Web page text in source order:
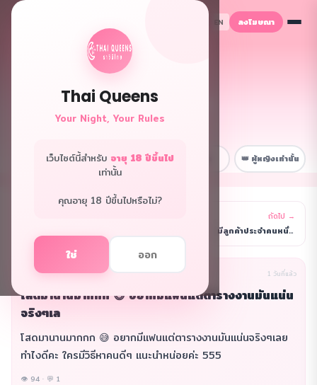
Thai Queens
Your Night, Your Rules
เว็บไซต์นี้สำหรับ อายุ 18 ปีขึ้นไป
เท่านั้น
คุณอายุ 18 ปีขึ้นไปหรือไม่?
ใช่ ออก
EN ลงโฆษณา
👑 ฟอรั่มควีนส์
📋 หน้าหลัก 💼 เรื่องงาน 👑 ผู้หญิงเท่านั้น
ถัดไป →
มีลูกค้าประจำคนหนึ่งจีบเราอยู่ค่ะ 😳 แต่เราไม่แน่ใจ
เรื่องงาน นิรนาม(ผู้เขียน) 1 วันที่แล้ว
โสดมานานมากกก 😅 อยากมีแฟนแต่ตารางงานมันแน่น
จริงๆเล
โสดมานานมากกก 😅 อยากมีแฟนแต่ตารางงานมันแน่นจริงๆเลย
ทำไงดีคะ ใครมีวิธีหาคนดีๆ แนะนำหน่อยค่ะ 555
👁 94 · 💬 1